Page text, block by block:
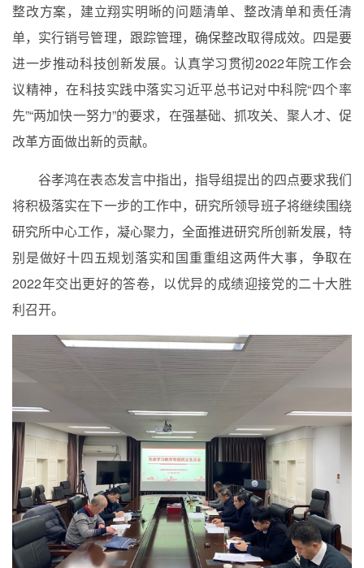
整改方案，建立翔实明晰的问题清单、整改清单和责任清
单，实行销号管理，跟踪管理，确保整改取得成效。四是要
进一步推动科技创新发展。认真学习贯彻2022年院工作会
议精神，在科技实践中落实习近平总书记对中科院“四个率
先”“两加快一努力”的要求，在强基础、抓攻关、聚人才、促
改革方面做出新的贡献。
谷孝鸿在表态发言中指出，指导组提出的四点要求我们
将积极落实在下一步的工作中，研究所领导班子将继续围绕
研究所中心工作，凝心聚力，全面推进研究所创新发展，特
别是做好十四五规划落实和国重重组这两件大事，争取在
2022年交出更好的答卷，以优异的成绩迎接党的二十大胜
利召开。